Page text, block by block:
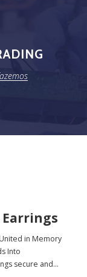
in Memory
Into
secure and